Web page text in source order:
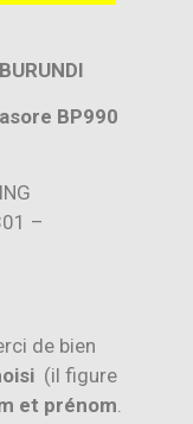
BP990
–
de bien
(il figure
et prénom.